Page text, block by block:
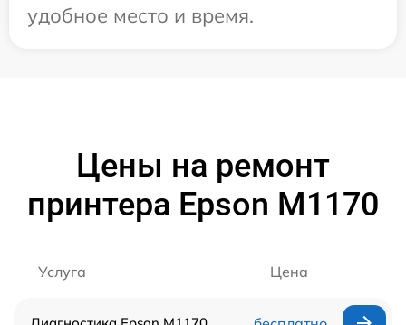
удобное место и время.
Цены на ремонт
принтера Epson M1170
Услуга Цена